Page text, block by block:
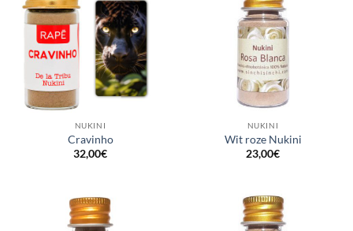
NUKINI
Cravinho
32,00€
NUKINI
Wit roze Nukini
23,00€